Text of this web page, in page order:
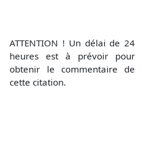
ATTENTION ! Un délai de 24
heures est à prévoir pour
obtenir le commentaire de
cette citation.